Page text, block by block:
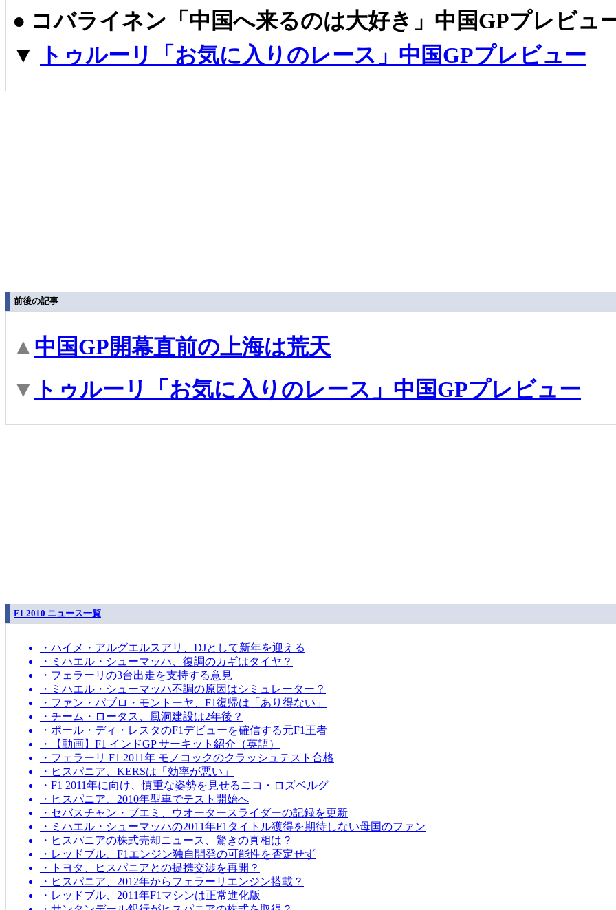
● コバライネン「中国へ来るのは大好き」中国GPプレビュ
▼
トゥルーリ「お気に入りのレース」中国GPプレビュー
前後の記事
▲ 中国GP開幕直前の上海は荒天
▼
トゥルーリ「お気に入りのレース」中国GPプレビュー
F1 2010 ニュース一覧
・ハイメ・アルグエルスアリ、DJとして新年を迎える
・ミハエル・シューマッハ、復調のカギはタイヤ？
・フェラーリの3台出走を支持する意見
・ミハエル・シューマッハ不調の原因はシミュレーター？
・ファン・パブロ・モントーヤ、F1復帰は「あり得ない」
・チーム・ロータス、風洞建設は2年後？
・ポール・ディ・レスタのF1デビューを確信する元F1王者
・【動画】F1 インドGP サーキット紹介（英語）
・フェラーリ F1 2011年 モノコックのクラッシュテスト合格
・ヒスパニア、KERSは「効率が悪い」
・F1 2011年に向け、慎重な姿勢を見せるニコ・ロズベルグ
・ヒスパニア、2010年型車でテスト開始へ
・セバスチャン・ブエミ、ウオータースライダーの記録を更新
・ミハエル・シューマッハの2011年F1タイトル獲得を期待しない母国のファン
・ヒスパニアの株式売却ニュース、驚きの真相は？
・レッドブル、F1エンジン独自開発の可能性を否定せず
・トヨタ、ヒスパニアとの提携交渉を再開？
・ヒスパニア、2012年からフェラーリエンジン搭載？
・レッドブル、2011年F1マシンは正常進化版